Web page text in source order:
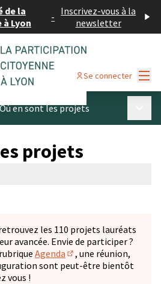
de la
Lyon
- Inscrivez-vous à la
newsletter
Se connecter
Où en sont les projets
projets
les 110 projets lauréats
avancée. Envie de participer ?
Agenda
(S'ouvre dans un
, une réunion,
sont peut-être bientôt
vous !